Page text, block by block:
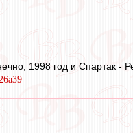
1998 год и Спартак -